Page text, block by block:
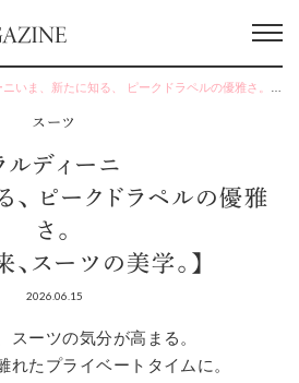
、新たに知る、 ピークドラペルの優雅さ。【春の到来、スーツの美学。】
スーツ
ルディーニ
、 ピークドラペルの優雅
さ。
、スーツの美学。】
2026.06.15
スーツの気分が高まる。
れたプライベートタイムに。